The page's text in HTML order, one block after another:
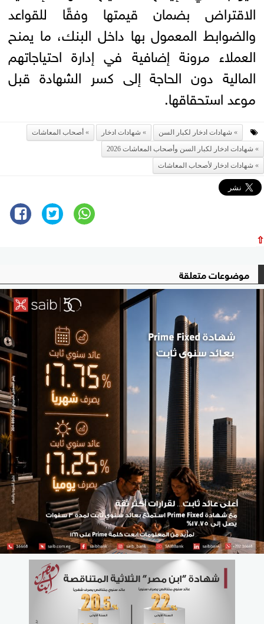
الاقتراض بضمان قيمتها وفقًا للقواعد
والضوابط المعمول بها داخل البنك، ما يمنح
العملاء مرونة إضافية في إدارة احتياجاتهم
المالية دون الحاجة إلى كسر الشهادة قبل
موعد استحقاقها.
شهادات ادخار لكبار السن شهادات ادخار
أصحاب المعاشات
شهادات ادخار لكبار السن وأصحاب المعاشات 2026
شهادات ادخار لأصحاب المعاشات
⇧
موضوعات متعلقة